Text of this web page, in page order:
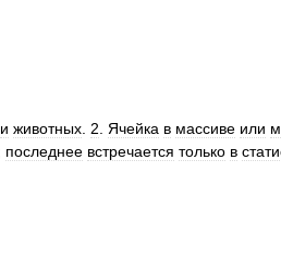
и животных 2 Ячейка в массиве или
последнее встречается только в